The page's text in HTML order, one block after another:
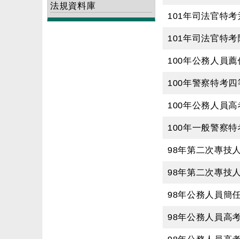
法規資料庫
101年司法官特
101年司法官特
100年公務人員
100年警察特考
100年公務人員
100年一般警察
98年第二次專技
98年第二次專技
98年公務人員簡
98年公務人員高